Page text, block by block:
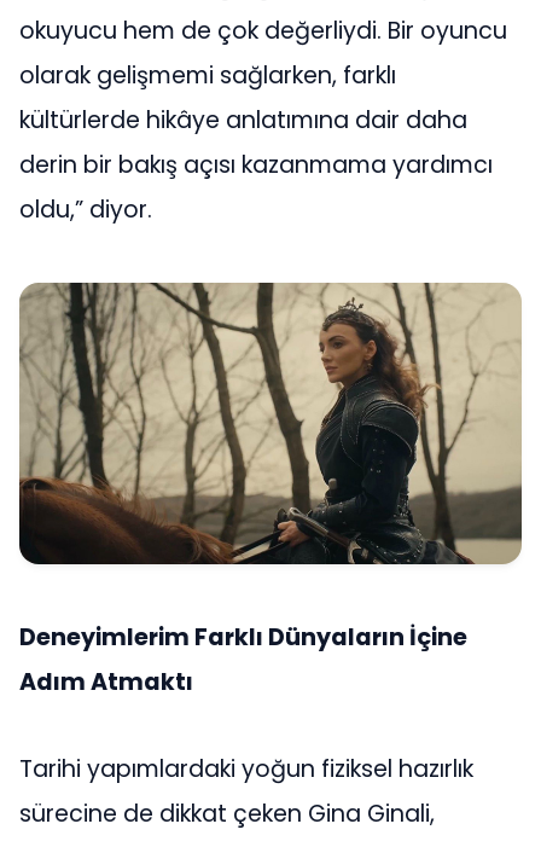
okuyucu hem de çok değerliydi. Bir oyuncu
olarak gelişmemi sağlarken, farklı
kültürlerde hikâye anlatımına dair daha
derin bir bakış açısı kazanmama yardımcı
oldu,” diyor.
Deneyimlerim Farklı Dünyaların İçine
Adım Atmaktı
Tarihi yapımlardaki yoğun fiziksel hazırlık
sürecine de dikkat çeken Gina Ginali,